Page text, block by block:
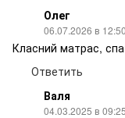
Олег
06.07.2026 в 12:50
Класний матрас,
Ответить
Валя
04.03.2025 в 09:25